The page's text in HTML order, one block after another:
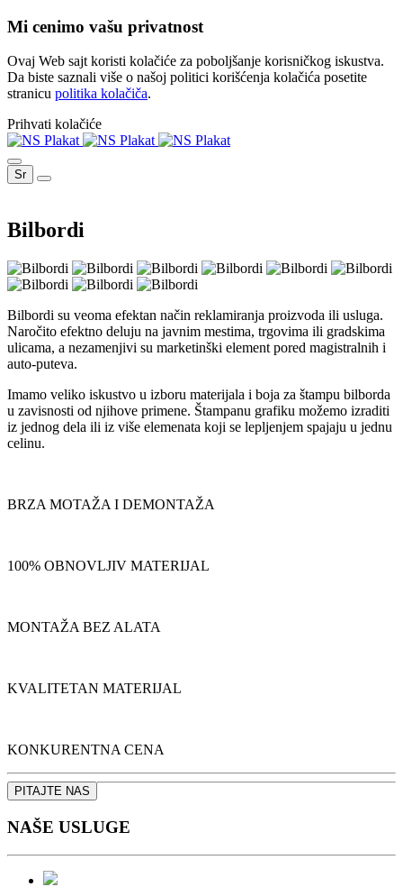
Mi cenimo vašu privatnost
Ovaj Web sajt koristi kolačiće za poboljšanje korisničkog iskustva.
Da biste saznali više o našoj politici korišćenja kolačića posetite
stranicu politika kolačiča.
Prihvati kolačiće
Sr
Bilbordi
Bilbordi su veoma efektan način reklamiranja proizvoda ili usluga.
Naročito efektno deluju na javnim mestima, trgovima ili gradskima
ulicama, a nezamenjivi su marketinški element pored magistralnih i
auto-puteva.
Imamo veliko iskustvo u izboru materijala i boja za štampu bilborda
u zavisnosti od njihove primene. Štampanu grafiku možemo izraditi
iz jednog dela ili iz više elemenata koji se lepljenjem spajaju u jednu
celinu.
BRZA MOTAŽA I DEMONTAŽA
100% OBNOVLJIV MATERIJAL
MONTAŽA BEZ ALATA
KVALITETAN MATERIJAL
KONKURENTNA CENA
PITAJTE NAS
NAŠE USLUGE